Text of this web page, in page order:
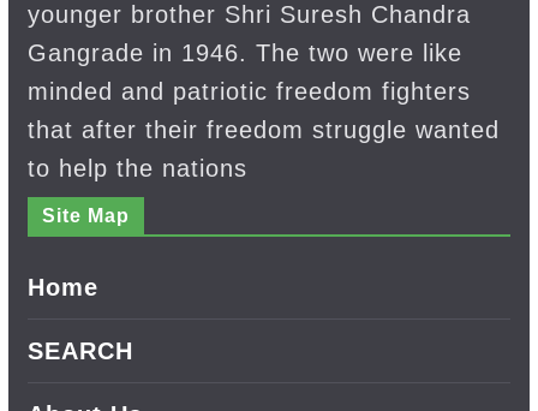
younger brother Shri Suresh Chandra
Gangrade in 1946. The two were like
minded and patriotic freedom fighters
that after their freedom struggle wanted
to help the nations
Site Map
Home
SEARCH